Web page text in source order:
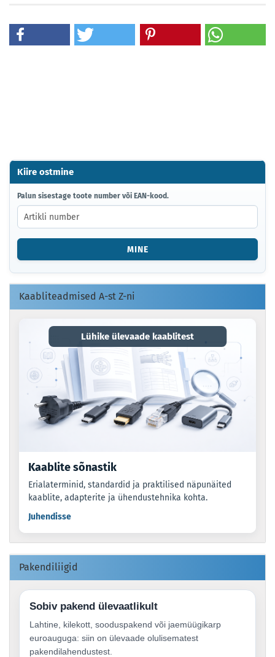
Kiire ostmine
PALUN
SISESTAGE
TOOTE
NUMBER
VÕI
KOOD.
Palun sisestage toote number või EAN-kood.
MINE
Kaabliteadmised A-st Z-ni
Lühike ülevaade kaablitest
Kaablite sõnastik
Erialaterminid, standardid ja praktilised näpunäited
kaablite, adapterite ja ühendustehnika kohta.
Juhendisse
Pakendiliigid
Sobiv pakend ülevaatlikult
Lahtine, kilekott, sooduspakend või jaemüügikarp
euroauguga: siin on ülevaade olulisematest
pakendilahendustest.